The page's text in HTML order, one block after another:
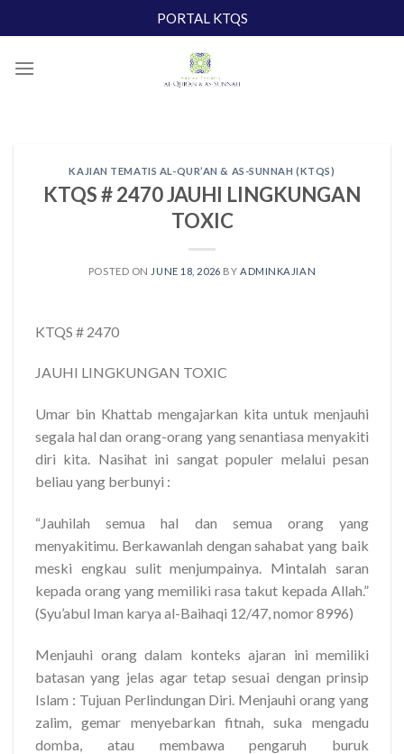
to
PORTAL KTQS
KAJIAN TEMATIS AL-QUR’AN & AS-SUNNAH (KTQS)
KTQS # 2470 JAUHI LINGKUNGAN
TOXIC
POSTED ON JUNE 18, 2026 BY ADMINKAJIAN
KTQS # 2470
JAUHI LINGKUNGAN TOXIC
Umar bin Khattab mengajarkan kita untuk menjauhi
segala hal dan orang-orang yang senantiasa menyakiti
diri kita. Nasihat ini sangat populer melalui pesan
beliau yang berbunyi :
“Jauhilah semua hal dan semua orang yang
menyakitimu. Berkawanlah dengan sahabat yang baik
meski engkau sulit menjumpainya. Mintalah saran
kepada orang yang memiliki rasa takut kepada Allah.”
(Syu’abul Iman karya al-Baihaqi 12/47, nomor 8996)
Menjauhi orang dalam konteks ajaran ini memiliki
batasan yang jelas agar tetap sesuai dengan prinsip
Islam : Tujuan Perlindungan Diri. Menjauhi orang yang
zalim, gemar menyebarkan fitnah, suka mengadu
domba, atau membawa pengaruh buruk